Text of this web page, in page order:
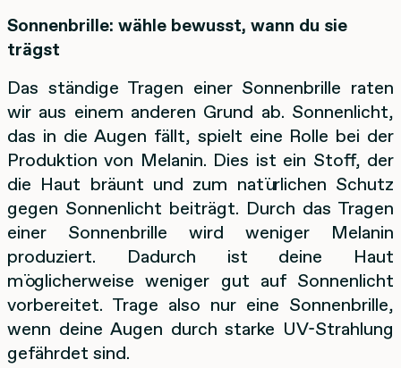
Sonnenbrille: wähle bewusst, wann du sie
trägst
Das ständige Tragen einer Sonnenbrille raten
wir aus einem anderen Grund ab. Sonnenlicht,
das in die Augen fällt, spielt eine Rolle bei der
Produktion von Melanin. Dies ist ein Stoff, der
die Haut bräunt und zum natürlichen Schutz
gegen Sonnenlicht beiträgt. Durch das Tragen
einer Sonnenbrille wird weniger Melanin
produziert. Dadurch ist deine Haut
möglicherweise weniger gut auf Sonnenlicht
vorbereitet. Trage also nur eine Sonnenbrille,
wenn deine Augen durch starke UV-Strahlung
gefährdet sind.